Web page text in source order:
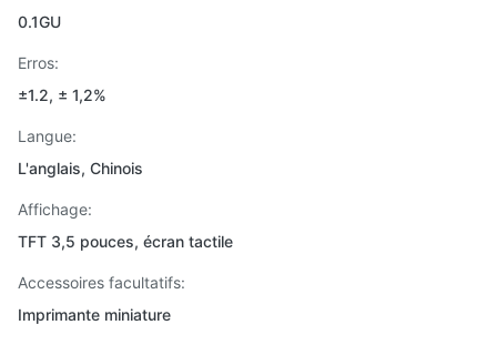
0.1GU
Erros:
±1.2, ± 1,2%
Langue:
L'anglais, Chinois
Affichage:
TFT 3,5 pouces, écran tactile
Accessoires facultatifs:
Imprimante miniature